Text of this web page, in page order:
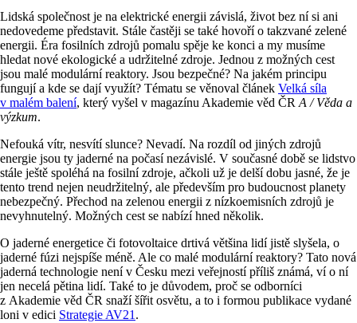
Lidská společnost je na elektrické energii závislá, život bez ní si ani
nedovedeme představit. Stále častěji se také hovoří o takzvané zelené
energii. Éra fosilních zdrojů pomalu spěje ke konci a my musíme
hledat nové ekologické a udržitelné zdroje. Jednou z možných cest
jsou malé modulární reaktory. Jsou bezpečné? Na jakém principu
fungují a kde se dají využít? Tématu se věnoval článek Velká síla
v malém balení, který vyšel v magazínu Akademie věd ČR A / Věda a
výzkum.
Nefouká vítr, nesvítí slunce? Nevadí. Na rozdíl od jiných zdrojů
energie jsou ty jaderné na počasí nezávislé. V současné době se lidstvo
stále ještě spoléhá na fosilní zdroje, ačkoli už je delší dobu jasné, že je
tento trend nejen neudržitelný, ale především pro budoucnost planety
nebezpečný. Přechod na zelenou energii z nízkoemisních zdrojů je
nevyhnutelný. Možných cest se nabízí hned několik.
O jaderné energetice či fotovoltaice drtivá většina lidí jistě slyšela, o
jaderné fúzi nejspíše méně. Ale co malé modulární reaktory? Tato nová
jaderná technologie není v Česku mezi veřejností příliš známá, ví o ní
jen necelá pětina lidí. Také to je důvodem, proč se odborníci
z Akademie věd ČR snaží šířit osvětu, a to i formou publikace vydané
loni v edici Strategie AV21 .